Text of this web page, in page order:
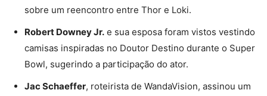
sobre um reencontro entre Thor e Loki.
Robert Downey Jr. e sua esposa foram vistos vestindo
camisas inspiradas no Doutor Destino durante o Super
Bowl, sugerindo a participação do ator.
Jac Schaeffer, roteirista de WandaVision, assinou um